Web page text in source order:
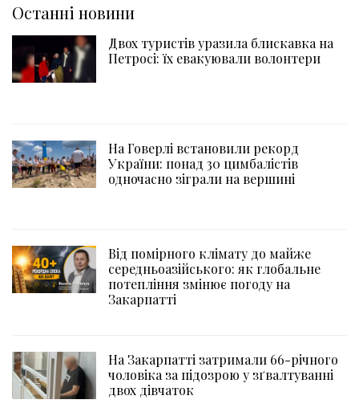
Останні новини
Двох туристів уразила блискавка на
Петросі: їх евакуювали волонтери
На Говерлі встановили рекорд
України: понад 30 цимбалістів
одночасно зіграли на вершині
Від помірного клімату до майже
середньоазійського: як глобальне
потепління змінює погоду на
Закарпатті
На Закарпатті затримали 66-річного
чоловіка за підозрою у зґвалтуванні
двох дівчаток